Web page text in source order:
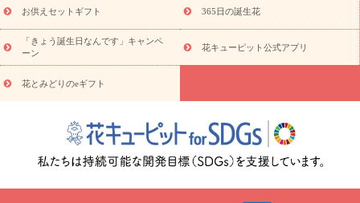
ド
お花の種類 トルコキキョウ
お祝い お祝い・3000円～ お祝い・4000円～
お祝い・
5000円～
お祝い・7000円～ お祝い・ 10000円～
お供え・お
悔やみ
円～
お供え・お悔やみ・
いのマナー
定年退職祝いのマナー
お祝いを贈るときのマナー・
花キューピットのお祝いコラム一覧
誕生日のお花を「色
彩心理学」で選ぶ方法
結婚祝いの予算相場
出産祝いお役立ち情
お供えセットギフト 365日の誕生花
「きょう誕生日なんです」キャンペ
ーン
花キューピット公式アプリ
花とみどりのeギフト